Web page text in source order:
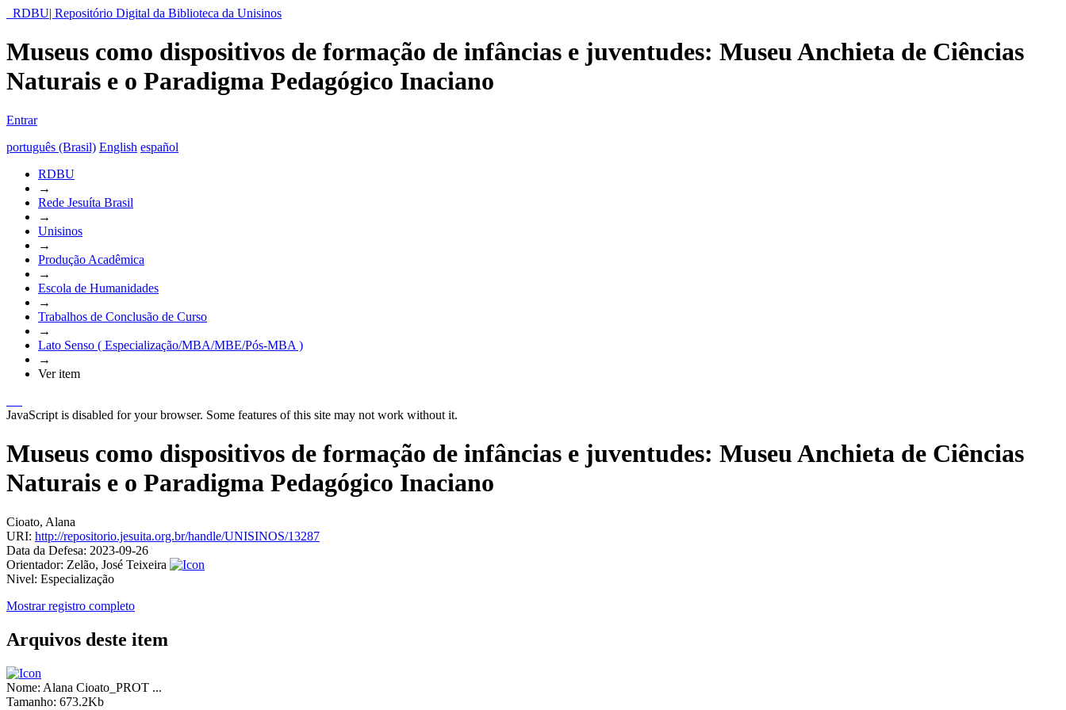
RDBU| Repositório Digital da Biblioteca da Unisinos
Museus como dispositivos de formação de infâncias e juventudes: Museu Anchieta de Ciências
Naturais e o Paradigma Pedagógico Inaciano
Entrar
português (Brasil) English español
RDBU
→
Rede Jesuíta Brasil
→
Unisinos
→
Produção Acadêmica
→
Escola de Humanidades
→
Trabalhos de Conclusão de Curso
→
Lato Senso ( Especialização/MBA/MBE/Pós-MBA )
→
Ver item
JavaScript is disabled for your browser. Some features of this site may not work without it.
Museus como dispositivos de formação de infâncias e juventudes: Museu Anchieta de Ciências
Naturais e o Paradigma Pedagógico Inaciano
Cioato, Alana
URI: http://repositorio.jesuita.org.br/handle/UNISINOS/13287
Data da Defesa: 2023-09-26
Orientador: Zelão, José Teixeira
Nivel: Especialização
Mostrar registro completo
Arquivos deste item
Nome: Alana Cioato_PROT ...
Tamanho: 673.2Kb